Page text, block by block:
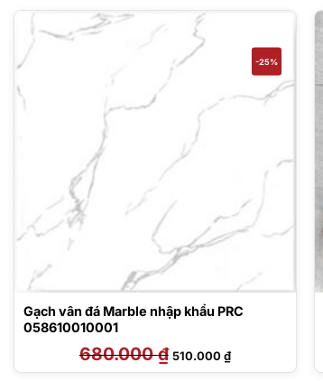
263.000 ₫.
-25%
Gạch vân đá Marble nhập khẩu PRC
058610010001
680.000₫ Giá
gốc
là:
510.000₫Giá
hiện
tại